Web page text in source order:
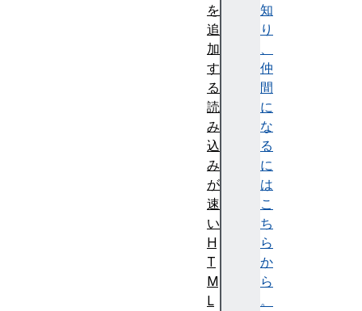
知
り
、
仲
間
に
な
る
に
は
こ
ち
ら
か
ら
。
を
追
加
す
る
読
み
込
み
が
速
い
H
T
M
L